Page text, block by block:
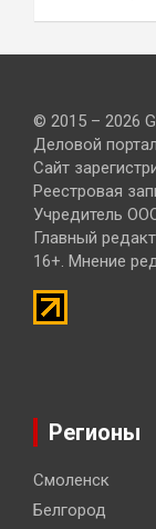
© 2015 – 2026
Деловой
Сайт
Реестровая
Учредитель
Главный
16+. Мнение
Регионы
Смоленск
Белгород